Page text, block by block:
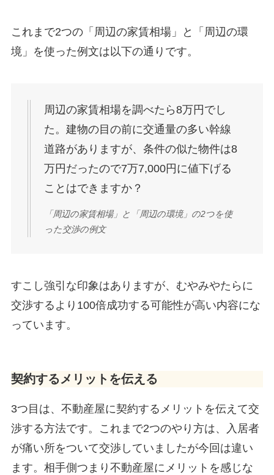
これまで2つの「周辺の家賃相場」と「周辺の環
境」を使った例文は以下の通りです。
周辺の家賃相場を調べたら8万円でし
た。建物の目の前に交通量の多い幹線
道路がありますが、条件の似た物件は8
万円だったので7万7,000円に値下げる
ことはできますか？
「周辺の家賃相場」と「周辺の環境」の2つを使
った交渉の例文
すこし強引な印象はありますが、むやみやたらに
交渉するより100倍成功する可能性が高い内容にな
っています。
契約するメリットを伝える
3つ目は、不動産屋に契約するメリットを伝えて交
渉する方法です。これまで2つのやり方は、入居者
が痛い所をついて交渉していましたが今回は違い
ます。相手側つまり不動産屋にメリットを感じな